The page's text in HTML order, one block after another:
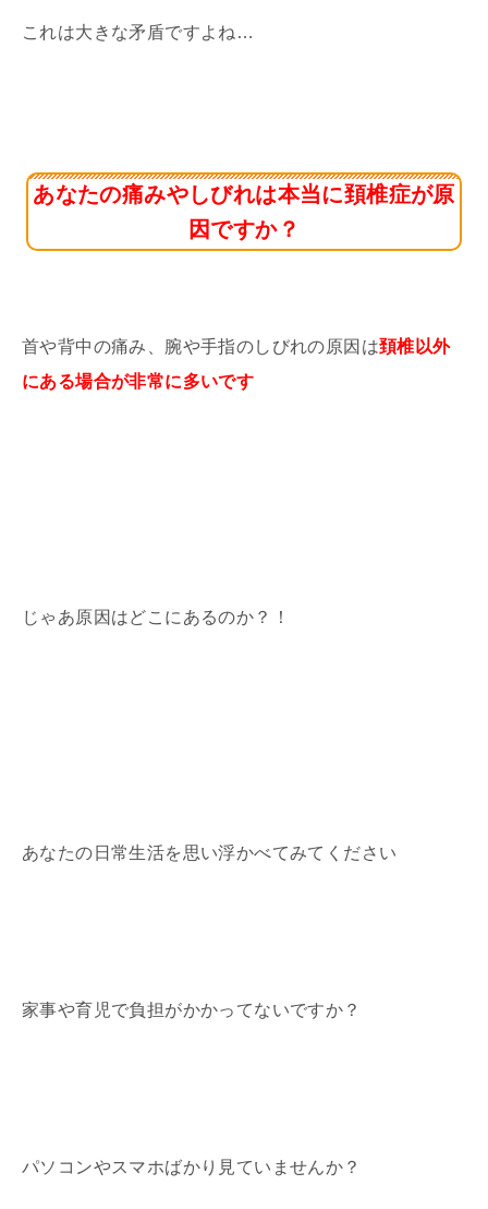
これは大きな矛盾ですよね…
あなたの痛みやしびれは本当に頚椎症が原
因ですか？
首や背中の痛み、腕や手指のしびれの原因は頚椎以外
にある場合が非常に多いです
じゃあ原因はどこにあるのか？！
あなたの日常生活を思い浮かべてみてください
家事や育児で負担がかかってないですか？
パソコンやスマホばかり見ていませんか？